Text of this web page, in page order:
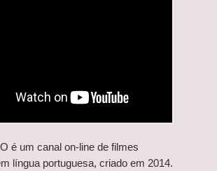
é um canal on-line de filmes
língua portuguesa, criado em 2014.